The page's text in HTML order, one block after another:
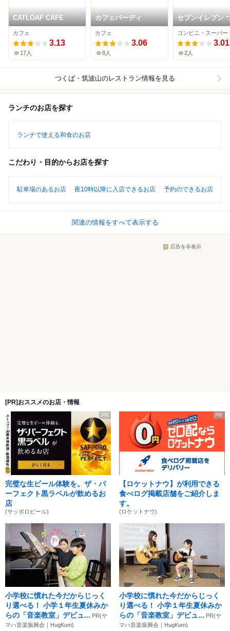
CATLOAF CAFE
カフェ
3.13
17人
カフェバーディ
カフェ
3.06
8人
セブンイレブン
ば万博記念公園
コンビニ・スーパー
3.01
2人
つくば・筑波山のレストラン情報を見る
ランチのお店を探す
ランチで使える和食のお店
こだわり・目的からお店を探す
駐車場のあるお店 夜10時以降に入店できるお店 予約のできるお店
関連の情報をすべて表示する
広告を非表示
[PR]おススメのお店・情報
PR
完璧な生ビール体験を。ザ・パ
ーフェクト黒ラベルが飲めるお
店
(サッポロビール)
PR
【ロケットナウ】が利用できる
食べログ掲載店舗をご紹介しま
す。
(ロケットナウ)
小学校に慣れた今だからじっく
り選べる！ 小学１年生夏休みか
らの「音楽教室」デビュ... PR(ヤ
マハ音楽振興会｜HugKum)
小学校に慣れた今だからじっく
り選べる！ 小学１年生夏休みか
らの「音楽教室」デビュ... PR(ヤ
マハ音楽振興会｜HugKum)